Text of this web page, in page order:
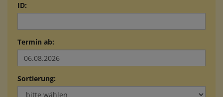
ID:
Termin ab:
Sortierung: